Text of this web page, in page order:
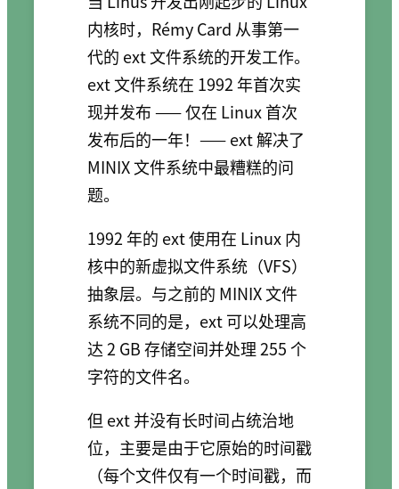
内核时，Rémy Card 从事第一
代的 ext 文件系统的开发工作。
ext 文件系统在 1992 年首次实
现并发布 —— 仅在 Linux 首次
发布后的一年！—— ext 解决了
MINIX 文件系统中最糟糕的问
题。
1992 年的 ext 使用在 Linux 内
核中的新虚拟文件系统（VFS）
抽象层。与之前的 MINIX 文件
系统不同的是，ext 可以处理高
达 2 GB 存储空间并处理 255 个
字符的文件名。
但 ext 并没有长时间占统治地
位，主要是由于它原始的时间戳
（每个文件仅有一个时间戳，而